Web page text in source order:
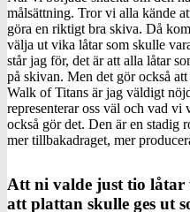
målsättning. Tror vi alla kände
göra en riktigt bra skiva. Då
välja ut vika låtar som skulle
står jag för, det är att alla låtar
på skivan. Men det gör också
Walk of Titans är jag väldigt
representerar oss väl och vad
också gör det. Den är en stadig
mer tillbakadraget, mer
Att ni valde just tio
att plattan skulle ges ut